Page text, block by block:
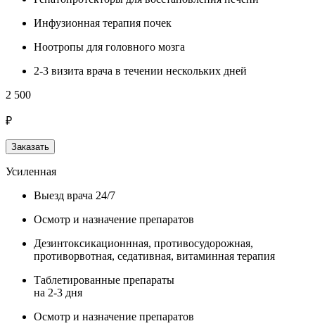
Инфузионная терапия почек
Ноотропы для головного мозга
2-3 визита врача в течении нескольких дней
2 500
₽
Заказать
Усиленная
Выезд врача 24/7
Осмотр и назначение препаратов
Дезинтоксикационнная, противосудорожная,
противорвотная, седативная, витаминная терапия
Таблетированные препараты
на 2-3 дня
Осмотр и назначение препаратов